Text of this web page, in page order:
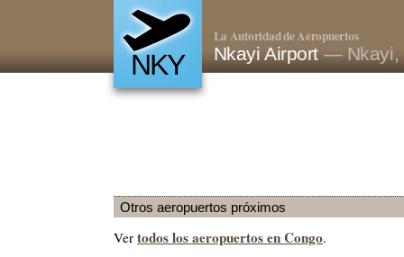
NKY
La Autoridad de Aeropuertos
Nkayi Airport — Nkayi,
Otros aeropuertos próximos
Ver todos los aeropuertos en Congo.